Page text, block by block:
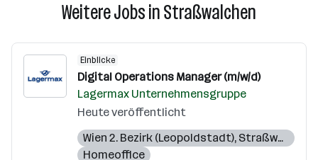
Weitere Jobs in Straßwalchen
Einblicke
Digital Operations Manager (m/w/d)
Lagermax Unternehmensgruppe
Heute veröffentlicht
Wien 2. Bezirk (Leopoldstadt), Straßwalchen
Homeoffice